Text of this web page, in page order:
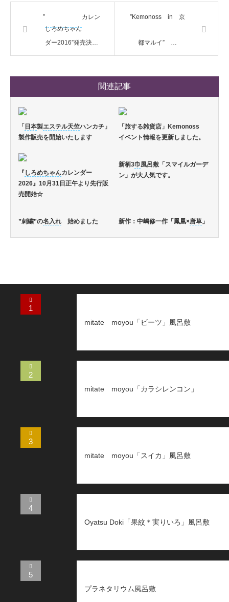
”
しろめちゃん
カレン
ダー2016”発売決…
”Kemonoss in 京
都マルイ” …
関連記事
「 日本製エステル天竺ハンカチ」
製作販売を開始いたします
「旅する雑貨店」Kemonoss
イベント情報を更新しました。
『 しろめちゃんカレンダー
2026』10月31日正午より先行販
売開始☆
新柄3巾 風呂敷「スマイルガーデ
ン」が大人気です。
”刺繍”の名入れ 始めました 新作：中嶋修一作「鳳凰×唐草」
1
mitate moyou「ビーツ」風呂敷
2
mitate moyou「カラシレンコン」
3
mitate moyou「スイカ」風呂敷
4
Oyatsu Doki「果紋＊実りいろ」風呂敷
5
プラネタリウム風呂敷